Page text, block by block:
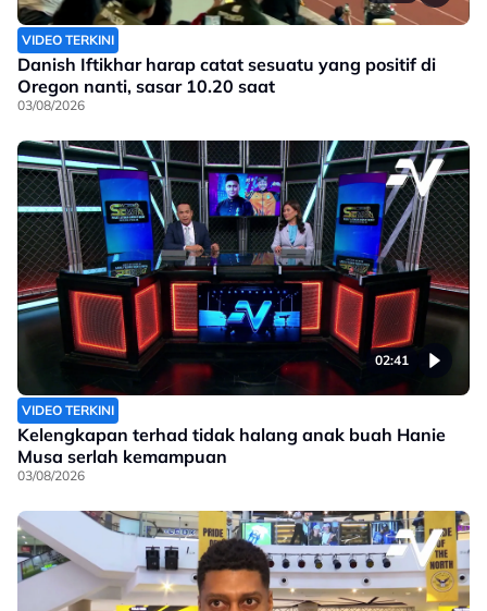
VIDEO TERKINI
Danish Iftikhar harap catat sesuatu yang positif di
Oregon nanti, sasar 10.20 saat
03/08/2026
02:41
VIDEO TERKINI
Kelengkapan terhad tidak halang anak buah Hanie
Musa serlah kemampuan
03/08/2026